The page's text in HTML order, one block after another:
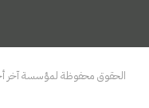
الحقوق محفوظة لمؤسسة آخر